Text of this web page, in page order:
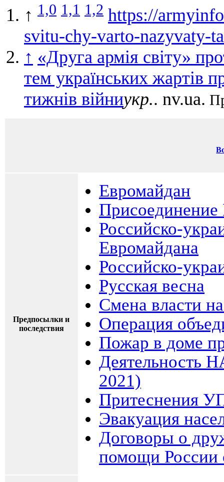
↑ 1,0 1,1 1,2 https://
svitu-chy-varto-nazyvaty-
↑ «Друга армія світу»
тем українських жартів
тижнів війниукр.. nv.ua.
Предпосылки и
последствия
Евромайдан
Российско-
Евромайдана
Российско-
Русская весна
Смена власти
Операция
Пожар в доме
Деятельность
2021)
Притеснения
Эвакуация
Договоры о
помощи